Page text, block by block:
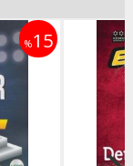
15